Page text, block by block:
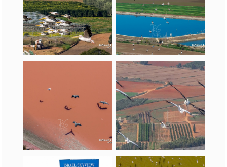
שקנאים בעמק חפר אנפות בעמק המעיינות